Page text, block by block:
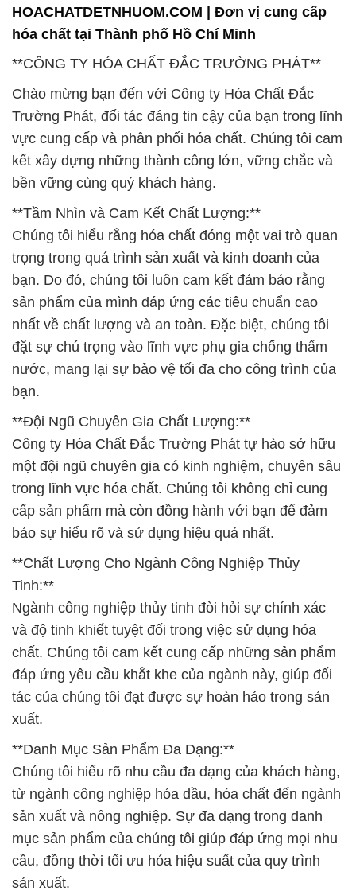
**Tầm Nhìn và Cam Kết Chất Lượng:**
Chúng tôi hiểu rằng hóa chất đóng một vai trò quan
trọng trong quá trình sản xuất và kinh doanh của
bạn. Do đó, chúng tôi luôn cam kết đảm bảo rằng
sản phẩm của mình đáp ứng các tiêu chuẩn cao
nhất về chất lượng và an toàn. Đặc biệt, chúng tôi
đặt sự chú trọng vào lĩnh vực phụ gia chống thấm
nước, mang lại sự bảo vệ tối đa cho công trình của
**Đội Ngũ Chuyên Gia Chất Lượng:**
Công ty Hóa Chất Đắc Trường Phát tự hào sở hữu
một đội ngũ chuyên gia có kinh nghiệm, chuyên sâu
trong lĩnh vực hóa chất. Chúng tôi không chỉ cung
cấp sản phẩm mà còn đồng hành với bạn để đảm
bảo sự hiểu rõ và sử dụng hiệu quả nhất.
**Chất Lượng Cho Ngành Công Nghiệp Thủy
Tinh:**
Ngành công nghiệp thủy tinh đòi hỏi sự chính xác
và độ tinh khiết tuyệt đối trong việc sử dụng hóa
chất. Chúng tôi cam kết cung cấp những sản phẩm
đáp ứng yêu cầu khắt khe của ngành này, giúp đối
tác của chúng tôi đạt được sự hoàn hảo trong sản
xuất.
**Danh Mục Sản Phẩm Đa Dạng:**
Chúng tôi hiểu rõ nhu cầu đa dạng của khách hàng,
từ ngành công nghiệp hóa dầu, hóa chất đến ngành
sản xuất và nông nghiệp. Sự đa dạng trong danh
mục sản phẩm của chúng tôi giúp đáp ứng mọi nhu
cầu, đồng thời tối ưu hóa hiệu suất của quy trình
sản xuất.
🌿 **Cam Kết Bảo Vệ Môi Trường:**
Chúng tôi không chỉ là đối tác kinh doanh mà còn là
người hành động có trách nhiệm với môi trường.
Cam kết của chúng tôi là giữ cho mọi hoạt động
kinh doanh của chúng tôi đều tuân thủ các tiêu
chuẩn bảo vệ môi trường.
🏗 **Dịch Vụ Toàn Diện:**
Chúng tôi thực hiện kiểm soát chất lượng nghiêm